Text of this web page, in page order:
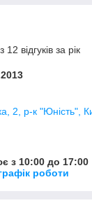
відгуків за рік
2, р-к "Юність",
з 10:00 до 17:00
роботи